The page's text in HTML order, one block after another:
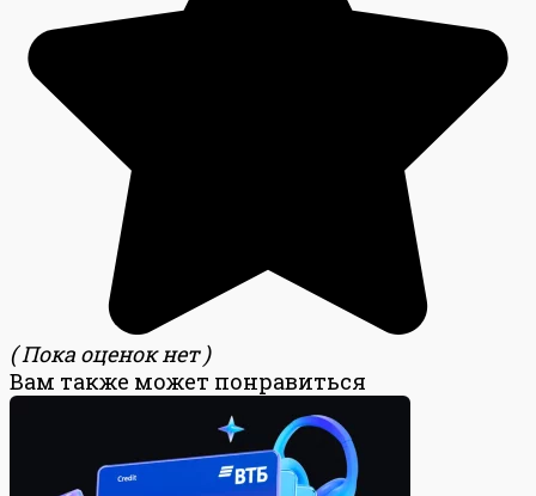
( Пока оценок нет )
Вам также может понравиться